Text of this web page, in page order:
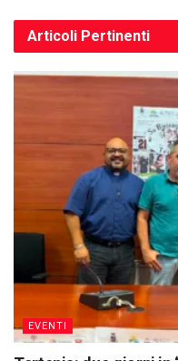
Articoli Pertinenti
EVENTI